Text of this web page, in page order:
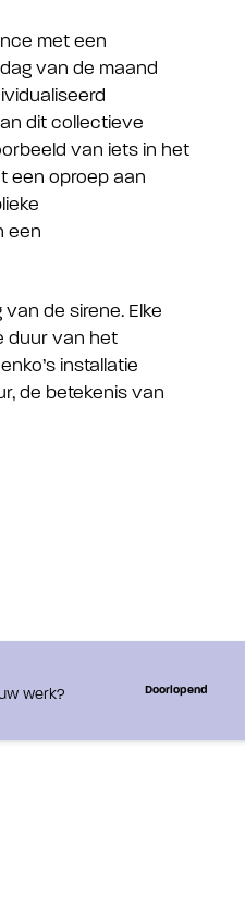
met een
van de maand
dit collectieve
van iets in het
een oproep aan
een
de sirene. Elke
duur van het
installatie
de betekenis van
werk?
Doorlopend